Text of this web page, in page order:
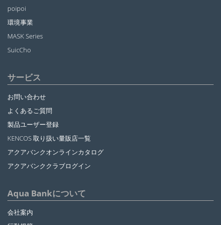
poipoi
環境事業
MASK Series
SuicCho
サービス
お問い合わせ
よくあるご質問
製品ユーザー登録
KENCOS 取り扱い量販店一覧
アクアバンクオンラインカタログ
アクアバンククラブログイン
Aqua Bankについて
会社案内